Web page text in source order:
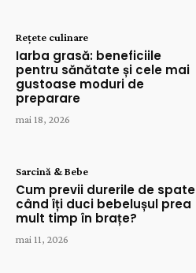
Rețete culinare
Iarba grasă: beneficiile
pentru sănătate și cele mai
gustoase moduri de
preparare
mai 18, 2026
Sarcină & Bebe
Cum previi durerile de spate
când îți duci bebelușul prea
mult timp în brațe?
mai 11, 2026